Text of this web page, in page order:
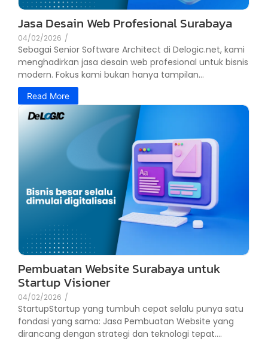
Jasa Desain Web Profesional Surabaya
04/02/2026 /
Sebagai Senior Software Architect di Delogic.net, kami
menghadirkan jasa desain web profesional untuk bisnis
modern. Fokus kami bukan hanya tampilan...
Read More
Pembuatan Website Surabaya untuk
Startup Visioner
04/02/2026 /
StartupStartup yang tumbuh cepat selalu punya satu
fondasi yang sama: Jasa Pembuatan Website yang
dirancang dengan strategi dan teknologi tepat....